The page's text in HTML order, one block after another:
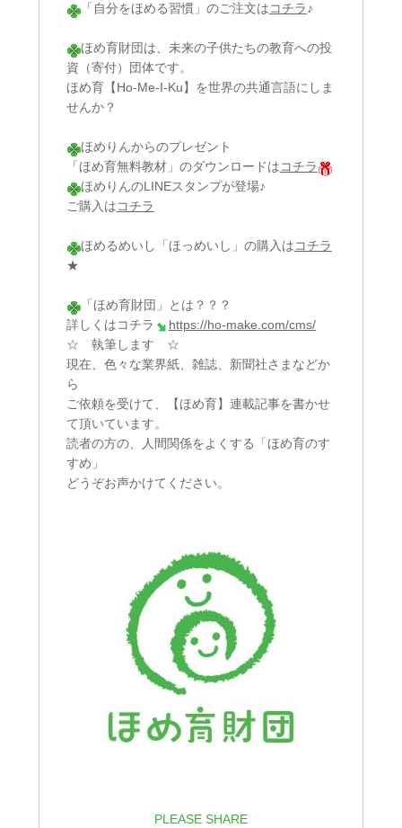
「自分をほめる習慣」のご注文はコチラ♪
ほめ育財団は、未来の子供たちの教育への投
資（寄付）団体です。
ほめ育【Ho-Me-I-Ku】を世界の共通言語にしま
せんか？
ほめりんからのプレゼント
「ほめ育無料教材」のダウンロードはコチラ
ほめりんのLINEスタンプが登場♪
ご購入はコチラ
ほめるめいし「ほっめいし」の購入はコチラ
★
「ほめ育財団」とは？？？
詳しくはコチラ
https://ho-make.com/cms/
☆ 執筆します ☆
現在、色々な業界紙、雑誌、新聞社さまなどか
ら
ご依頼を受けて、【ほめ育】連載記事を書かせ
て頂いています。
読者の方の、人間関係をよくする「ほめ育のす
すめ」
どうぞお声かけてください。
PLEASE SHARE